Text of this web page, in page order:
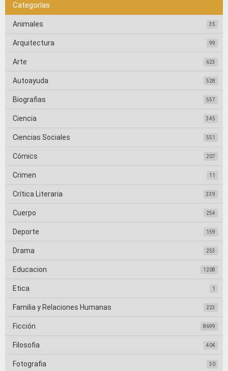
Categorías
Animales 35
Arquitectura 99
Arte 623
Autoayuda 528
Biografias 557
Ciencia 345
Ciencias Sociales 551
Cómics 207
Crimen 11
Crítica Literaria 339
Cuerpo 254
Deporte 159
Drama 253
Educacion 1208
Etica 1
Familia y Relaciones Humanas 223
Ficción 8699
Filosofia 404
Fotografia 30